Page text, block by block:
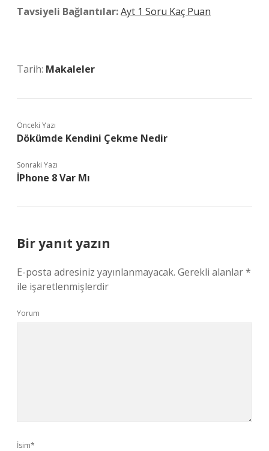
Tavsiyeli Bağlantılar:Ayt 1 Soru Kaç Puan
Tarih: Makaleler
Önceki Yazı
Dökümde Kendini Çekme Nedir
Sonraki Yazı
İPhone 8 Var Mı
Bir yanıt yazın
E-posta adresiniz yayınlanmayacak. Gerekli alanlar*
ile işaretlenmişlerdir
Yorum
İsim*